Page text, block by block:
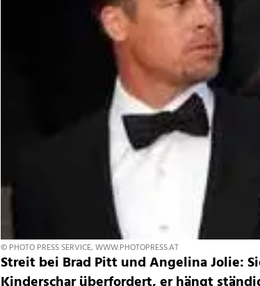
© PHOTO PRESS SERVICE, WWW.PHOTOPRESS.AT
Streit bei Brad Pitt und Angelina Jolie: